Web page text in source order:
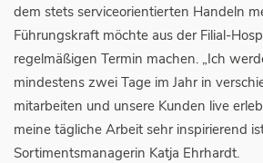
dem stets serviceorientierten Handeln
Führungskraft möchte aus der Filial-
regelmäßigen Termin machen. „Ich
mindestens zwei Tage im Jahr in
mitarbeiten und unsere Kunden live
meine tägliche Arbeit sehr inspirierend
Sortimentsmanagerin Katja Ehrhardt.